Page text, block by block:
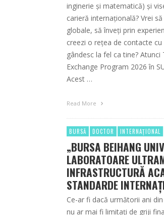
inginerie și matematică) și
carieră internațională? Vrei
globale, să înveți prin
creezi o rețea de contacte
gândesc la fel ca tine? Atunci
Exchange Program 2026 în
Acest …
Read More
BURSĂ DOCTOR INTERNAȚIONAL
„BURSA BEIHANG
LABORATOARE
INFRASTRUCTURĂ
STANDARDE
Ce-ar fi dacă următorii ani
nu ar mai fi limitați de griji